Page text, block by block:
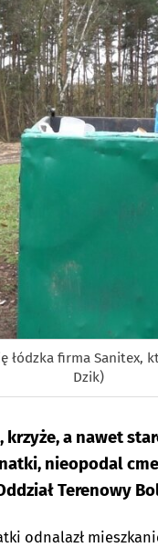
łódzka firma Sanitex,
Dzik)
krzyże, a nawet
nieopodal
Terenowy
odnalazł